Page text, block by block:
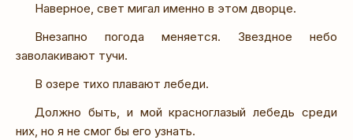
Наверное, свет мигал именно в этом дворце.
Внезапно погода меняется. Звездное небо
заволакивают тучи.
В озере тихо плавают лебеди.
Должно быть, и мой красноглазый лебедь среди
них, но я не смог бы его узнать.